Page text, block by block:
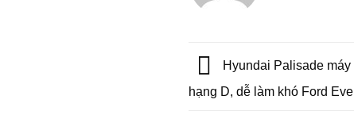
Hyundai Palisade
hạng D, dễ làm khó Ford